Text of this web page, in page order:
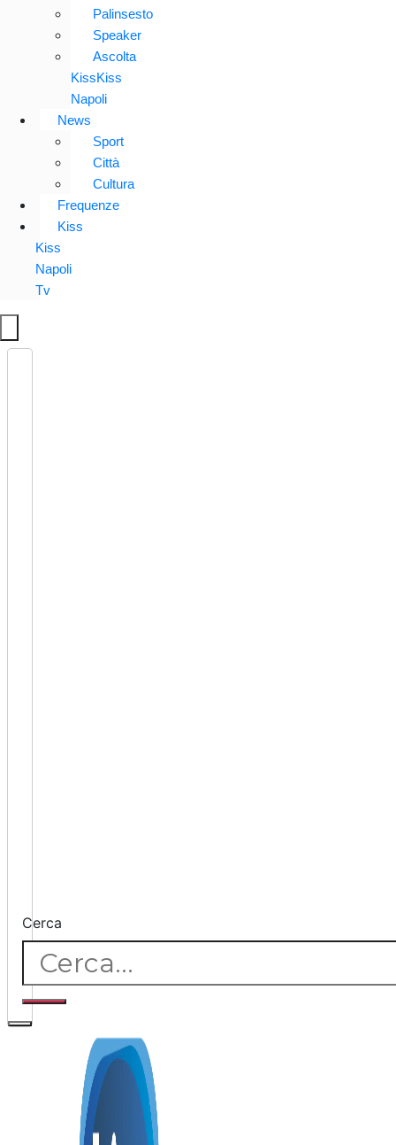
Palinsesto
Speaker
Ascolta
KissKiss
Napoli
News
Sport
Città
Cultura
Frequenze
Kiss
Kiss
Napoli
Tv
Cerca